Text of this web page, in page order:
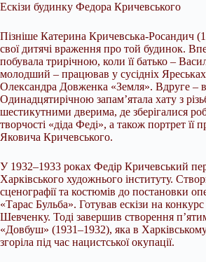
Ескізи будинку Федора Кричевського
Пізніше Катерина Кричевська-Росандич
свої дитячі враження про той будинок.
побувала трирічною, коли її батько –
молодший – працював у сусідніх
Олександра Довженка «Земля». Вдруге –
Одинадцятирічною запам’ятала хату з
шестикутними дверима, де зберігалися
творчості «діда Феді», а також портрет її
Яковича Кричевського.
У 1932–1933 роках Федір Кричевський
Харківського художнього інституту.
сценографії та костюмів до постановки
«Тарас Бульба». Готував ескізи на
Шевченку. Тоді завершив створення
«Довбуш» (1931–1932), яка в
згоріла під час нацистської окупації.